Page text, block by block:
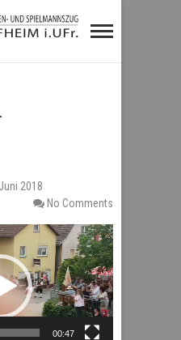
2018
No Comments
00:47